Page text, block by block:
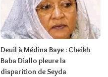
Deuil à Médina Baye : Cheikh
Baba Diallo pleure la
disparition de Seyda